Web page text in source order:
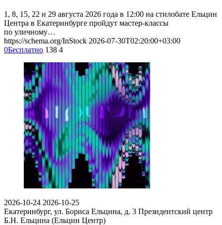
1, 8, 15, 22 и 29 августа 2026 года в 12:00 на стилобате Ельцин
Центра в Екатеринбурге пройдут мастер-классы
по уличному…
https://schema.org/InStock 2026-07-30T02:20:00+03:00
0Бесплатно 138 4
2026-10-24 2026-10-25
Екатеринбург, ул. Бориса Ельцина, д. 3 Президентский центр
Б.Н. Ельцина (Ельцин Центр)